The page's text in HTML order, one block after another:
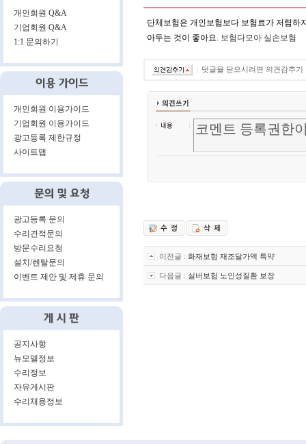
개인회원 Q&A
기업회원 Q&A
1:1 문의하기
개인회원 이용가이드
기업회원 이용가이드
광고등록 제한규정
사이트맵
광고등록 문의
수리견적문의
방문수리요청
설치/렌탈문의
이벤트 제안 및 제휴 문의
공지사항
뉴모델정보
수리정보
자유게시판
수리채용정보
단체보험은 개인보험보다 보험료가 저렴하
아두는 것이 좋아요. 보험다모아 실손보험
덧글을 닫으시려면 의견감추기
이전글 : 화재보험 재조달가액 특약
다음글 : 실버보험 노인성질환 보장